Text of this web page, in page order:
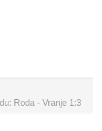
Roda - Vranje 1:3